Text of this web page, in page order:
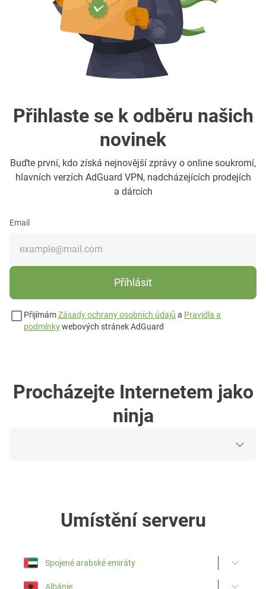
Přihlaste se k odběru našich
novinek
Buďte první, kdo získá nejnovější zprávy o online soukromí,
hlavních verzích AdGuard VPN, nadcházejících prodejích
a dárcích
Email
Přihlásit
PřijímámZásady ochrany osobních údajů a Pravidla a
podmínkywebových stránek AdGuard
Procházejte Internetem jako
ninja
Umístění serveru
Spojené arabské emiráty
Albánie